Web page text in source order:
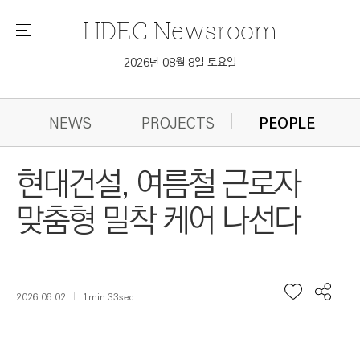
메
HDEC Newsroom
2026년 08월 8일 토요일
NEWS PROJECTS PEOPLE
현대건설, 여름철 근로자
맞춤형 밀착 케어 나선다
2026.06.02 1min 33sec